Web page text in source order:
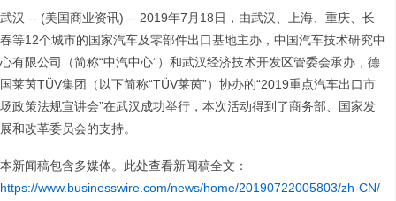
武汉 -- (美国商业资讯) -- 2019年7月18日，由武汉、上海、重庆、长
春等12个城市的国家汽车及零部件出口基地主办，中国汽车技术研究中
心有限公司（简称“中汽中心”）和武汉经济技术开发区管委会承办，德
国莱茵TÜV集团（以下简称“TÜV莱茵”）协办的“2019重点汽车出口市
场政策法规宣讲会”在武汉成功举行，本次活动得到了商务部、国家发
展和改革委员会的支持。
本新闻稿包含多媒体。此处查看新闻稿全文：
https://www.businesswire.com/news/home/20190722005803/zh-CN/